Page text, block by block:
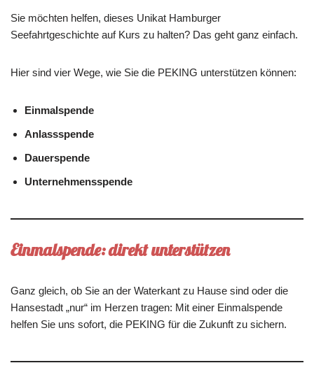
Sie möchten helfen, dieses Unikat Hamburger
Seefahrtgeschichte auf Kurs zu halten? Das geht ganz einfach.
Hier sind vier Wege, wie Sie die PEKING unterstützen können:
Einmalspende
Anlassspende
Dauerspende
Unternehmensspende
Einmalspende: direkt unterstützen
Ganz gleich, ob Sie an der Waterkant zu Hause sind oder die
Hansestadt „nur“ im Herzen tragen: Mit einer Einmalspende
helfen Sie uns sofort, die PEKING für die Zukunft zu sichern.